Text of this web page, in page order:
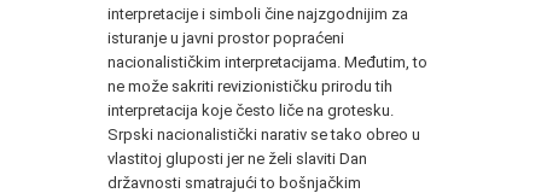
interpretacije i simboli čine najzgodnijim za
isturanje u javni prostor popraćeni
nacionalističkim interpretacijama. Međutim, to
ne može sakriti revizionističku prirodu tih
interpretacija koje često liče na grotesku.
Srpski nacionalistički narativ se tako obreo u
vlastitoj gluposti jer ne želi slaviti Dan
državnosti smatrajući to bošnjačkim